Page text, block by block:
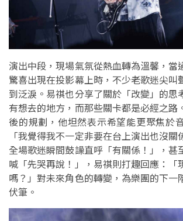
演出中段，現場氣氛從熱血轉為溫馨，當
驚喜出現在投影幕上時，不少老歌迷尖叫
到泛淚。易祺也分享了關於「改變」的思
有想去的地方，而那些關卡都是必經之路
後的規劃，他坦然表示希望能更聚焦於
「我覺得我不一定非要在台上演出也沒關
全場歌迷瞬間鼓譟直呼「有關係！」，甚
喊「先哭再說！」，易祺則打趣回應：「
嗎？」對未來角色的轉變，為樂團的下一
伏筆。